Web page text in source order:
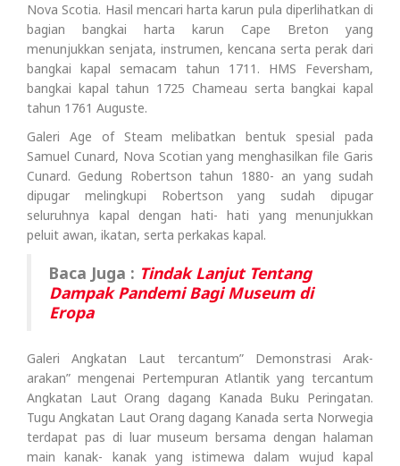
Nova Scotia. Hasil mencari harta karun pula diperlihatkan di
bagian bangkai harta karun Cape Breton yang
menunjukkan senjata, instrumen, kencana serta perak dari
bangkai kapal semacam tahun 1711. HMS Feversham,
bangkai kapal tahun 1725 Chameau serta bangkai kapal
tahun 1761 Auguste.
Galeri Age of Steam melibatkan bentuk spesial pada
Samuel Cunard, Nova Scotian yang menghasilkan file Garis
Cunard. Gedung Robertson tahun 1880- an yang sudah
dipugar melingkupi Robertson yang sudah dipugar
seluruhnya kapal dengan hati- hati yang menunjukkan
peluit awan, ikatan, serta perkakas kapal.
Baca Juga : Tindak Lanjut Tentang
Dampak Pandemi Bagi Museum di
Eropa
Galeri Angkatan Laut tercantum” Demonstrasi Arak-
arakan” mengenai Pertempuran Atlantik yang tercantum
Angkatan Laut Orang dagang Kanada Buku Peringatan.
Tugu Angkatan Laut Orang dagang Kanada serta Norwegia
terdapat pas di luar museum bersama dengan halaman
main kanak- kanak yang istimewa dalam wujud kapal